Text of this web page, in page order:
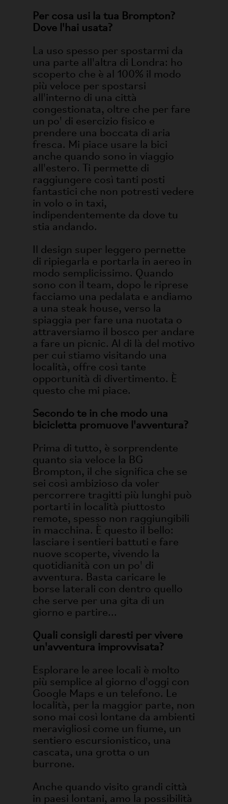
Per cosa usi la tua Brompton?
Dove l'hai usata?
La uso spesso per spostarmi da
una parte all'altra di Londra: ho
scoperto che è al 100% il modo
più veloce per spostarsi
all'interno di una città
congestionata, oltre che per fare
un po' di esercizio fisico e
prendere una boccata di aria
fresca. Mi piace usare la bici
anche quando sono in viaggio
all'estero. Ti permette di
raggiungere così tanti posti
fantastici che non potresti vedere
in volo o in taxi,
indipendentemente da dove tu
stia andando.
Il design super leggero pernette
di ripiegarla e portarla in aereo in
modo semplicissimo. Quando
sono con il team, dopo le riprese
facciamo una pedalata e andiamo
a una steak house, verso la
spiaggia per fare una nuotata o
attraversiamo il bosco per andare
a fare un picnic. Al di là del motivo
per cui stiamo visitando una
località, offre così tante
opportunità di divertimento. È
questo che mi piace.
Secondo te in che modo una
bicicletta promuove l'avventura?
Prima di tutto, è sorprendente
quanto sia veloce la BG
Brompton, il che significa che se
sei così ambizioso da voler
percorrere tragitti più lunghi può
portarti in località piuttosto
remote, spesso non raggiungibili
in macchina. È questo il bello:
lasciare i sentieri battuti e fare
nuove scoperte, vivendo la
quotidianità con un po' di
avventura. Basta caricare le
borse laterali con dentro quello
che serve per una gita di un
giorno e partire...
Quali consigli daresti per vivere
un'avventura improvvisata?
Esplorare le aree locali è molto
più semplice al giorno d'oggi con
Google Maps e un telefono. Le
località, per la maggior parte, non
sono mai così lontane da ambienti
meravigliosi come un fiume, un
sentiero escursionistico, una
cascata, una grotta o un
burrone.
Anche quando visito grandi città
in paesi lontani, amo la possibilità